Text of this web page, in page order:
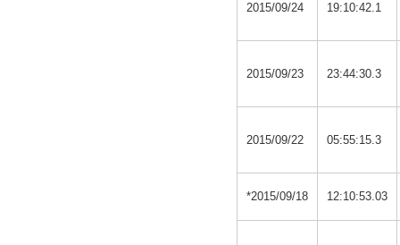
2015/09/24 19:10:42.1
2015/09/23 23:44:30.3
2015/09/22 05:55:15.3
*2015/09/18 12:10:53.03